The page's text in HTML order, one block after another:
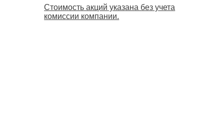
Стоимость акций указана без учета
комиссии компании.